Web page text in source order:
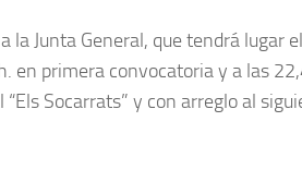
la Junta General, que tendrá lugar
en primera convocatoria y a las
Socarrats” y con arreglo al